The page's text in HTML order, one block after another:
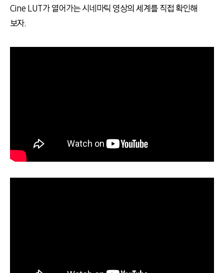
Cine LUT가 열어가는 시네마틱 영상의 세계를 직접 확인해
보자.